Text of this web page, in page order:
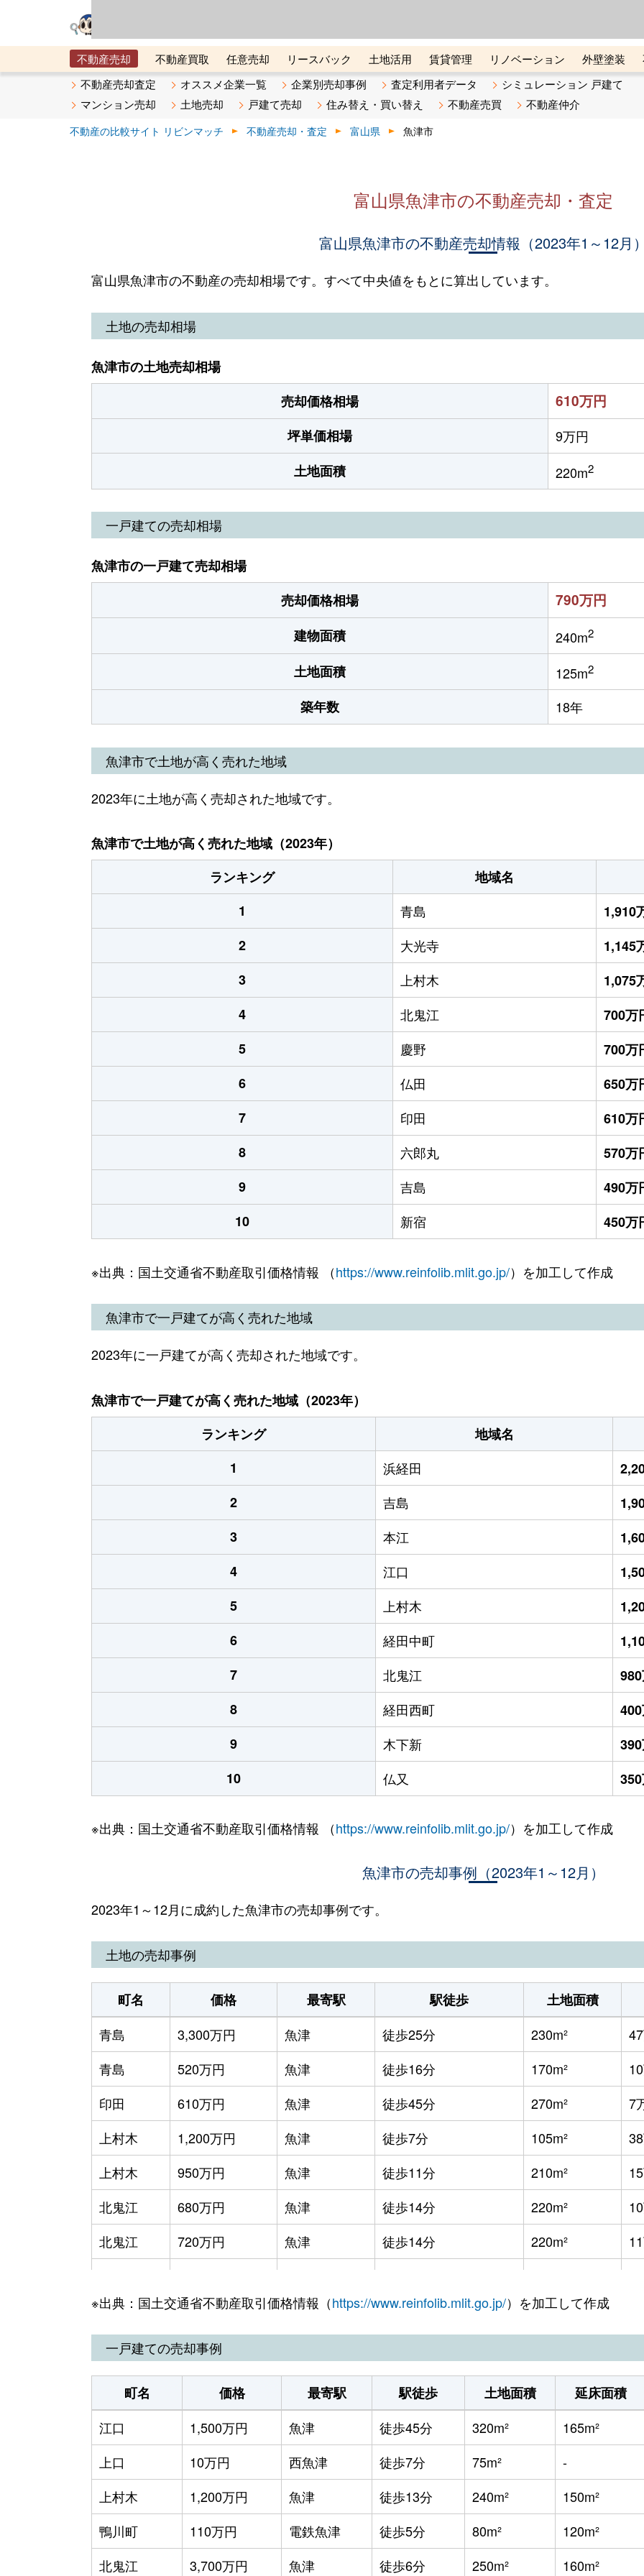
不動産売却 不動産買取 任意売却 リースバック 土地活用 賃貸管理 リノベーション 外壁塗装
メタ住宅展示場
ベスト不動産カンパニー オンライン講座 リビンマガジンBiz 不動産売却ご相談デスク
不動産売却査定 オススメ企業一覧 企業別売却事例 査定利用者データ
シミュレーション 戸建て
マンション売却
土地売却 戸建て売却 住み替え・買い替え 不動産売買 不動産仲介
不動産の比較サイト リビンマッチ 不動産売却・査定 富山県 魚津市
富山県魚津市の不動産売却・査定
富山県魚津市の不動産売却情報（2023年1～12月）
富山県魚津市の不動産の売却相場です。すべて中央値をもとに算出しています。
土地の売却相場
魚津市の土地売却相場
売却価格相場
610万円
坪単価相場
9万円
土地面積
220m2
一戸建ての売却相場
魚津市の一戸建て売却相場
売却価格相場
790万円
建物面積 240m2
土地面積 125m2
築年数 18年
魚津市で土地が高く売れた地域
2023年に土地が高く売却された地域です。
魚津市で土地が高く売れた地域（2023年）
ランキング
地域名
1
青島
1,910
2
大光寺
1,145
3
上村木
1,075
4
北鬼江
700万
5
慶野
700万
6
仏田
650万
7
印田
610万
8
六郎丸
570万
9
吉島
490万
10
新宿 450万
※出典：国土交通省不動産取引価格情報 （https://www.reinfolib.mlit.go.jp/）を加工して作成
魚津市で一戸建てが高く売れた地域
2023年に一戸建てが高く売却された地域です。
魚津市で一戸建てが高く売れた地域（2023年）
ランキング
地域名
1
浜経田
2
吉島
3
本江
4
江口
5
上村木
6
経田中町
7
北鬼江
8
経田西町
9
木下新
10
仏又
※出典：国土交通省不動産取引価格情報 （https://www.reinfolib.mlit.go.jp/）を加工して作成
魚津市の売却事例（2023年1～12月）
2023年1～12月に成約した魚津市の売却事例です。
土地の売却事例
町名 価格 最寄駅 駅徒歩 土地面積
青島
3,300万円 魚津 徒歩25分 230m²
青島
520万円 魚津 徒歩16分 170m²
印田
610万円 魚津 徒歩45分 270m² 7
上村木
1,200万円 魚津 徒歩7分 105m²
上村木
950万円 魚津 徒歩11分 210m²
北鬼江
680万円 魚津 徒歩14分 220m²
北鬼江
720万円 魚津 徒歩14分 220m²
吉島
970万円 魚津 徒歩19分 320m²
吉島
140万円
吉島
230万円 魚津 徒歩19分 75m² 9
吉島
2,000万円 魚津 徒歩19分 1300m² 5
吉島
280万円 魚津 徒歩9分 65m²
吉島
610万円 魚津 徒歩21分 200m²
吉島
780万円 魚津 徒歩24分 220m²
慶野
700万円 西魚津 徒歩14分 210m²
※出典：国土交通省不動産取引価格情報（https://www.reinfolib.mlit.go.jp/）を加工して作成
一戸建ての売却事例
町名 価格 最寄駅 駅徒歩 土地面積 延床面積
江口
1,500万円 魚津 徒歩45分 320m² 165m²
上口
10万円 西魚津 徒歩7分 75m² -
上村木
1,200万円 魚津 徒歩13分 240m² 150m²
鴨川町
110万円 電鉄魚津 徒歩5分 80m² 120m²
北鬼江
3,700万円 魚津 徒歩6分 250m² 160m²